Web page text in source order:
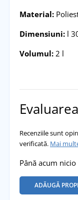
Material:
Dimensiuni:l
Volumul: 2 l
Recenziile sunt
verificată. Mai
Până acum
ADĂUGĂ